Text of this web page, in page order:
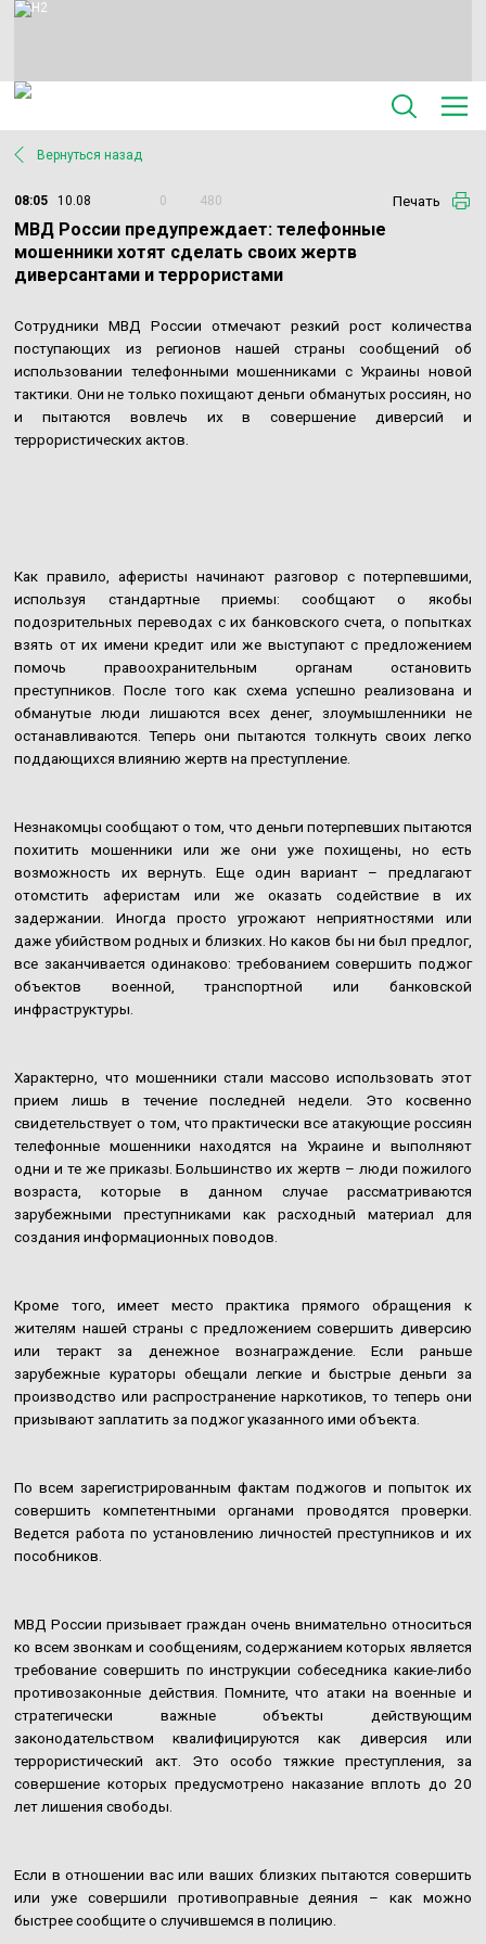
Вернуться назад
08:05 10.08 0 480 Печать
МВД России предупреждает: телефонные
мошенники хотят сделать своих жертв
диверсантами и террористами
Сотрудники МВД России отмечают резкий рост количества
поступающих из регионов нашей страны сообщений об
использовании телефонными мошенниками с Украины новой
тактики. Они не только похищают деньги обманутых россиян, но
и пытаются вовлечь их в совершение диверсий и
террористических актов.
Как правило, аферисты начинают разговор с потерпевшими,
используя стандартные приемы: сообщают о якобы
подозрительных переводах с их банковского счета, о попытках
взять от их имени кредит или же выступают с предложением
помочь правоохранительным органам остановить
преступников. После того как схема успешно реализована и
обманутые люди лишаются всех денег, злоумышленники не
останавливаются. Теперь они пытаются толкнуть своих легко
поддающихся влиянию жертв на преступление.
Незнакомцы сообщают о том, что деньги потерпевших пытаются
похитить мошенники или же они уже похищены, но есть
возможность их вернуть. Еще один вариант – предлагают
отомстить аферистам или же оказать содействие в их
задержании. Иногда просто угрожают неприятностями или
даже убийством родных и близких. Но каков бы ни был предлог,
все заканчивается одинаково: требованием совершить поджог
объектов военной, транспортной или банковской
инфраструктуры.
Характерно, что мошенники стали массово использовать этот
прием лишь в течение последней недели. Это косвенно
свидетельствует о том, что практически все атакующие россиян
телефонные мошенники находятся на Украине и выполняют
одни и те же приказы. Большинство их жертв – люди пожилого
возраста, которые в данном случае рассматриваются
зарубежными преступниками как расходный материал для
создания информационных поводов.
Кроме того, имеет место практика прямого обращения к
жителям нашей страны с предложением совершить диверсию
или теракт за денежное вознаграждение. Если раньше
зарубежные кураторы обещали легкие и быстрые деньги за
производство или распространение наркотиков, то теперь они
призывают заплатить за поджог указанного ими объекта.
По всем зарегистрированным фактам поджогов и попыток их
совершить компетентными органами проводятся проверки.
Ведется работа по установлению личностей преступников и их
пособников.
МВД России призывает граждан очень внимательно относиться
ко всем звонкам и сообщениям, содержанием которых является
требование совершить по инструкции собеседника какие-либо
противозаконные действия. Помните, что атаки на военные и
стратегически важные объекты действующим
законодательством квалифицируются как диверсия или
террористический акт. Это особо тяжкие преступления, за
совершение которых предусмотрено наказание вплоть до 20
лет лишения свободы.
Если в отношении вас или ваших близких пытаются совершить
или уже совершили противоправные деяния – как можно
быстрее сообщите о случившемся в полицию.